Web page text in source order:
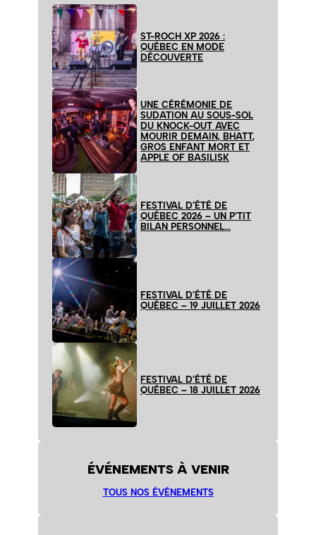
ST-ROCH XP 2026 :
QUÉBEC EN MODE
DÉCOUVERTE
UNE CÉRÉMONIE DE
SUDATION AU SOUS-SOL
DU KNOCK-OUT AVEC
MOURIR DEMAIN, BHATT,
GROS ENFANT MORT ET
APPLE OF BASILISK
FESTIVAL D’ÉTÉ DE
QUÉBEC 2026 – UN P’TIT
BILAN PERSONNEL…
FESTIVAL D’ÉTÉ DE
QUÉBEC – 19 JUILLET 2026
FESTIVAL D’ÉTÉ DE
QUÉBEC – 18 JUILLET 2026
ÉVÉNEMENTS À VENIR
TOUS NOS ÉVÉNEMENTS